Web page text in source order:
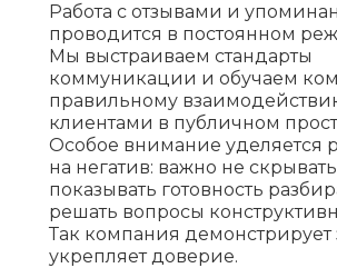
Работа с отзывами и
проводится в постоянном
Мы выстраиваем стандарты
коммуникации и обучаем
правильному
клиентами в публичном
Особое внимание уделяется
на негатив: важно не скрывать
показывать готовность
решать вопросы
Так компания демонстрирует
укрепляет доверие.